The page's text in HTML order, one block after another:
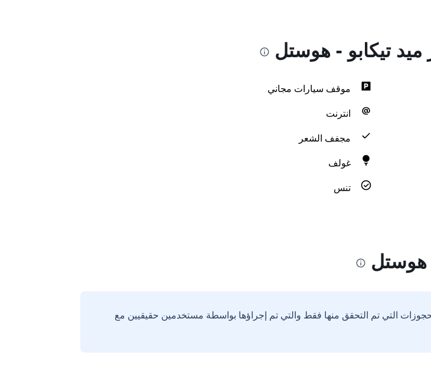
ميد تيكابو - هوستل
موقف سيارات مجاني
انترنت
مجفف الشعر
غولف
تنس
هوستل
التي تم التحقق منها فقط والتي تم إجراؤها بواسطة مستخدمين حقيقيين مع